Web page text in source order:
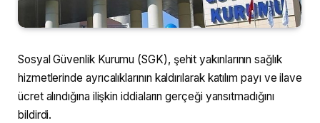
Sosyal Güvenlik Kurumu (SGK), şehit yakınlarının sağlık
hizmetlerinde ayrıcalıklarının kaldırılarak katılım payı ve ilave
ücret alındığına ilişkin iddiaların gerçeği yansıtmadığını
bildirdi.